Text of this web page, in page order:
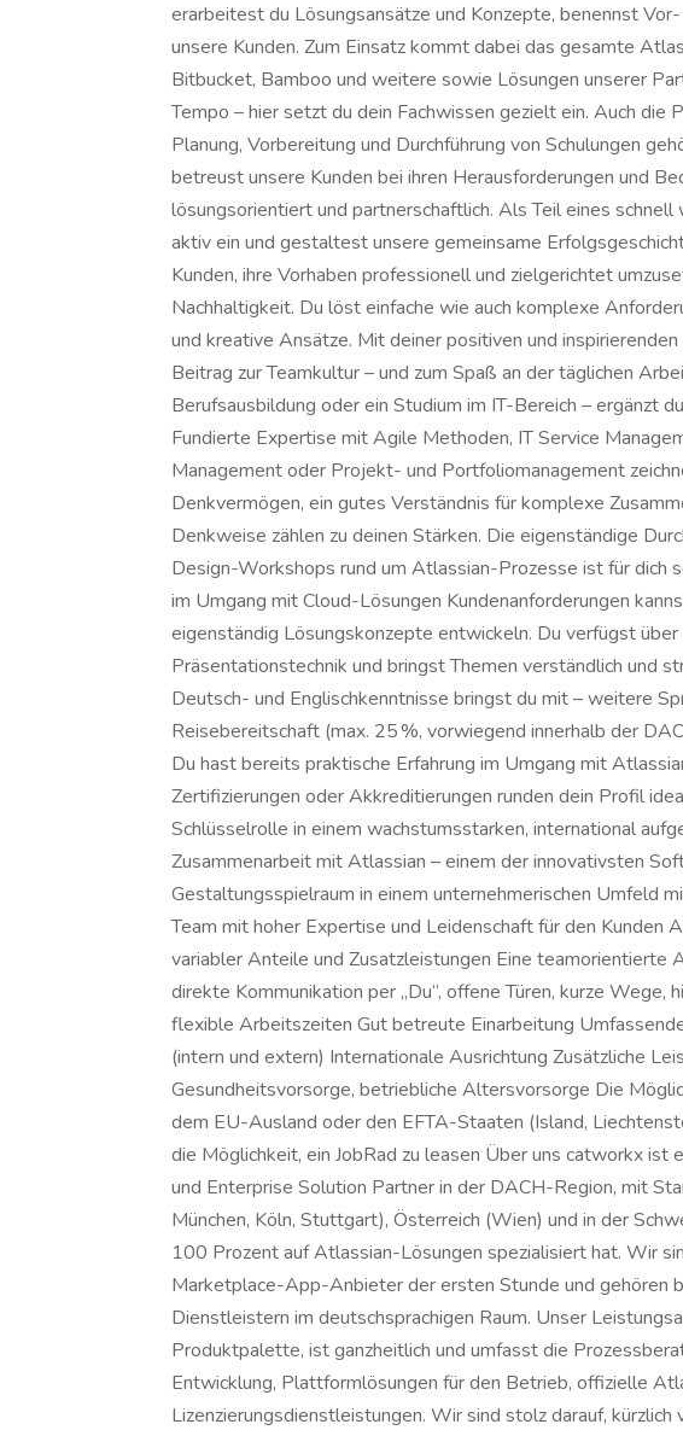
erarbeitest du Lösungsansätze und Konzepte, benennst
unsere Kunden. Zum Einsatz kommt dabei das gesamte
Bitbucket, Bamboo und weitere sowie Lösungen unserer
Tempo – hier setzt du dein Fachwissen gezielt ein. Auch die
Planung, Vorbereitung und Durchführung von Schulungen
betreust unsere Kunden bei ihren Herausforderungen und
lösungsorientiert und partnerschaftlich. Als Teil eines schnell
aktiv ein und gestaltest unsere gemeinsame
Kunden, ihre Vorhaben professionell und zielgerichtet
Nachhaltigkeit. Du löst einfache wie auch komplexe
und kreative Ansätze. Mit deiner positiven und
Beitrag zur Teamkultur – und zum Spaß an der täglichen
Berufsausbildung oder ein Studium im IT-Bereich – ergänzt
Fundierte Expertise mit Agile Methoden, IT Service
Management oder Projekt- und Portfoliomanagement
Denkvermögen, ein gutes Verständnis für komplexe
Denkweise zählen zu deinen Stärken. Die eigenständige
Design-Workshops rund um Atlassian-Prozesse ist für dich
im Umgang mit Cloud-Lösungen Kundenanforderungen
eigenständig Lösungskonzepte entwickeln. Du verfügst über
Präsentationstechnik und bringst Themen verständlich und
Deutsch- und Englischkenntnisse bringst du mit – weitere
Reisebereitschaft (max. 25 %, vorwiegend innerhalb der
Du hast bereits praktische Erfahrung im Umgang mit
Zertifizierungen oder Akkreditierungen runden dein Profil
Schlüsselrolle in einem wachstumsstarken, international
Zusammenarbeit mit Atlassian – einem der innovativsten
Gestaltungsspielraum in einem unternehmerischen Umfeld
Team mit hoher Expertise und Leidenschaft für den Kunden
variabler Anteile und Zusatzleistungen Eine teamorientierte
direkte Kommunikation per „Du“, offene Türen, kurze
flexible Arbeitszeiten Gut betreute Einarbeitung
(intern und extern) Internationale Ausrichtung Zusätzliche
Gesundheitsvorsorge, betriebliche Altersvorsorge Die
dem EU-Ausland oder den EFTA-Staaten (Island,
die Möglichkeit, ein JobRad zu leasen Über uns catworkx
und Enterprise Solution Partner in der DACH-Region, mit
München, Köln, Stuttgart), Österreich (Wien) und in der
100 Prozent auf Atlassian-Lösungen spezialisiert hat. Wir
Marketplace-App-Anbieter der ersten Stunde und gehören
Dienstleistern im deutschsprachigen Raum. Unser
Produktpalette, ist ganzheitlich und umfasst die
Entwicklung, Plattformlösungen für den Betrieb, offizielle
Lizenzierungsdienstleistungen. Wir sind stolz darauf,